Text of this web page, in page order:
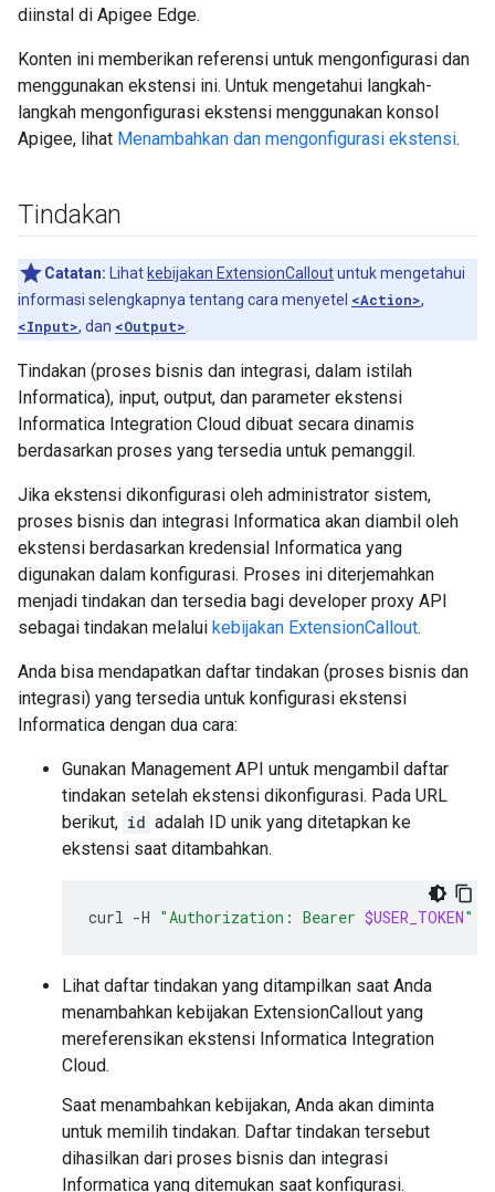
diinstal di Apigee Edge.
Konten ini memberikan referensi untuk mengonfigurasi dan
menggunakan ekstensi ini. Untuk mengetahui langkah-
langkah mengonfigurasi ekstensi menggunakan konsol
Apigee, lihat Menambahkan dan mengonfigurasi ekstensi.
Tindakan
Catatan: Lihat kebijakan ExtensionCalloutuntuk mengetahui
informasi selengkapnya tentang cara menyetel <Action>,
<Input>, dan <Output>
Tindakan (proses bisnis dan integrasi, dalam istilah
Informatica), input, output, dan parameter ekstensi
Informatica Integration Cloud dibuat secara dinamis
berdasarkan proses yang tersedia untuk pemanggil.
Jika ekstensi dikonfigurasi oleh administrator sistem,
proses bisnis dan integrasi Informatica akan diambil oleh
ekstensi berdasarkan kredensial Informatica yang
digunakan dalam konfigurasi. Proses ini diterjemahkan
menjadi tindakan dan tersedia bagi developer proxy API
sebagai tindakan melalui kebijakan ExtensionCallout.
Anda bisa mendapatkan daftar tindakan (proses bisnis dan
integrasi) yang tersedia untuk konfigurasi ekstensi
Informatica dengan dua cara:
Gunakan Management API untuk mengambil daftar
tindakan setelah ekstensi dikonfigurasi. Pada URL
berikut, id adalah ID unik yang ditetapkan ke
ekstensi saat ditambahkan.
curl -H "Authorization: Bearer $USER_TOKEN"
Lihat daftar tindakan yang ditampilkan saat Anda
menambahkan kebijakan ExtensionCallout yang
mereferensikan ekstensi Informatica Integration
Cloud.
Saat menambahkan kebijakan, Anda akan diminta
untuk memilih tindakan. Daftar tindakan tersebut
dihasilkan dari proses bisnis dan integrasi
Informatica yang ditemukan saat konfigurasi.